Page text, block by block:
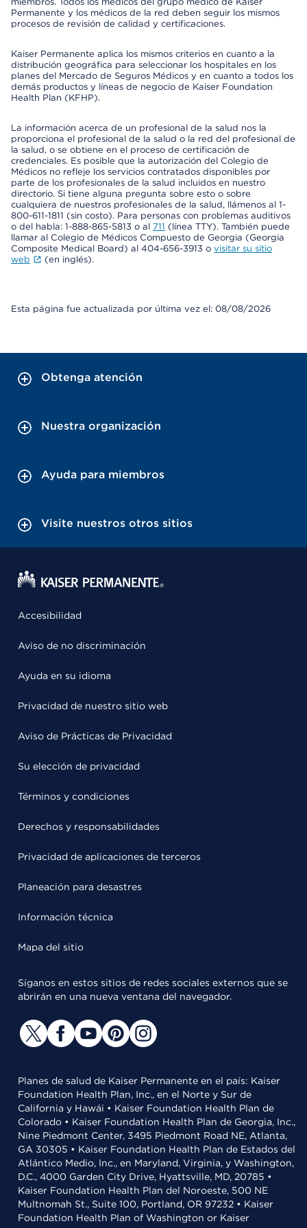
Permanente y los médicos de la red deben seguir los mismos
procesos de revisión de calidad y certificaciones.
Kaiser Permanente aplica los mismos criterios en cuanto a la
distribución geográfica para seleccionar los hospitales en los
planes del Mercado de Seguros Médicos y en cuanto a todos los
demás productos y líneas de negocio de Kaiser Foundation
Health Plan (KFHP).
La información acerca de un profesional de la salud nos la
proporciona el profesional de la salud o la red del profesional de
la salud, o se obtiene en el proceso de certificación de
credenciales. Es posible que la autorización del Colegio de
Médicos no refleje los servicios contratados disponibles por
parte de los profesionales de la salud incluidos en nuestro
directorio. Si tiene alguna pregunta sobre esto o sobre
cualquiera de nuestros profesionales de la salud, llámenos al 1-
800-611-1811 (sin costo). Para personas con problemas auditivos
o del habla: 1-888-865-5813 o al 711 (línea TTY). También puede
llamar al Colegio de Médicos Compuesto de Georgia (Georgia
Composite Medical Board) al 404-656-3913 o visitar su sitio
web
(en inglés).
Esta página fue actualizada por última vez el: 08/08/2026
Obtenga atención
Nuestra organización
Ayuda para miembros
Visite nuestros otros sitios
Accesibilidad
Aviso de no discriminación
Ayuda en su idioma
Privacidad de nuestro sitio web
Aviso de Prácticas de Privacidad
Su elección de privacidad
Términos y condiciones
Derechos y responsabilidades
Privacidad de aplicaciones de terceros
Planeación para desastres
Información técnica
Mapa del sitio
Síganos en estos sitios de redes sociales externos que se
abrirán en una nueva ventana del navegador.
Planes de salud de Kaiser Permanente en el país: Kaiser
Foundation Health Plan, Inc., en el Norte y Sur de
California y Hawái • Kaiser Foundation Health Plan de
Colorado • Kaiser Foundation Health Plan de Georgia, Inc.,
Nine Piedmont Center, 3495 Piedmont Road NE, Atlanta,
GA 30305 • Kaiser Foundation Health Plan de Estados del
Atlántico Medio, Inc., en Maryland, Virginia, y Washington,
D.C., 4000 Garden City Drive, Hyattsville, MD, 20785 •
Kaiser Foundation Health Plan del Noroeste, 500 NE
Multnomah St., Suite 100, Portland, OR 97232 • Kaiser
Foundation Health Plan of Washington or Kaiser